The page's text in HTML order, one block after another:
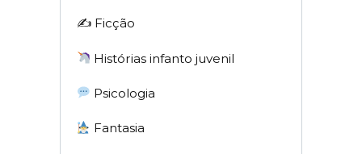
✍️ Ficção
Histórias infanto juvenil
Psicologia
Fantasia